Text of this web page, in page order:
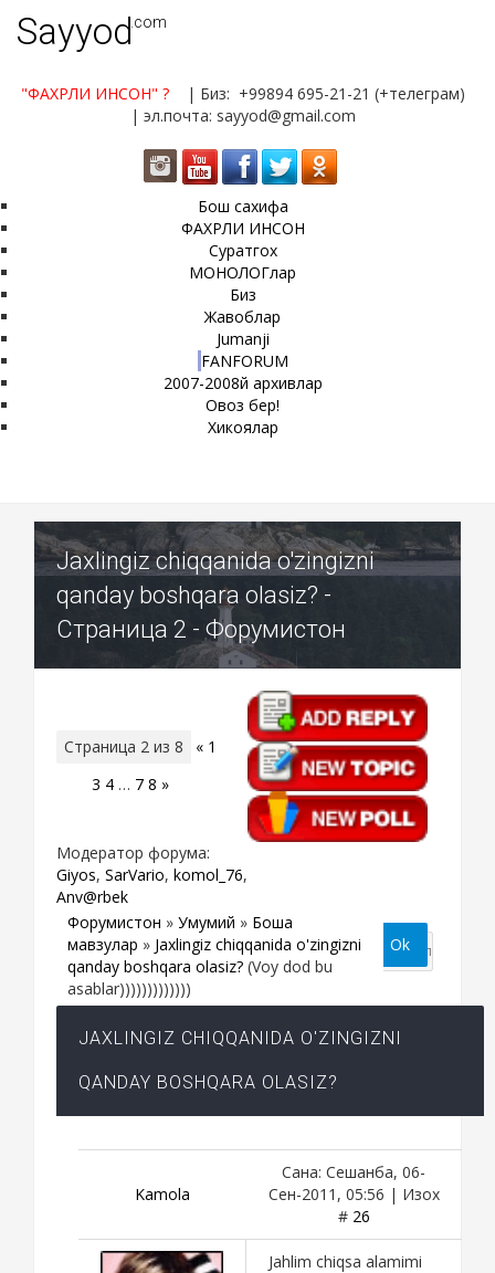
Sayyod.com
"ФАХРЛИ ИНСОН" ?
| Биз: +99894 695-21-21 (+телеграм)
| эл.почта: sayyod@gmail.com
Бош сахифа
ФАХРЛИ ИНСОН
Суратгох
МОНОЛОГлар
Биз
Жавоблар
Jumanji
FANFORUM
2007-2008й архивлар
Овоз бер!
Хикоялар
Jaxlingiz chiqqanida o'zingizni
qanday boshqara olasiz? -
Страница 2 - Форумистон
Страница 2 из 8 « 1
3 4 … 7 8 »
Модератор форума:
Giyos, SarVario, komol_76,
Anv@rbek
Форумистон » Умумий » Бошқа
мавзулар » Jaxlingiz chiqqanida o'zingizni
qanday boshqara olasiz? (Voy dod bu
asablar)))))))))))))
JAXLINGIZ CHIQQANIDA O'ZINGIZNI
QANDAY BOSHQARA OLASIZ?
Kamola
Сана: Сешанба, 06-
Сен-2011, 05:56 | Изох
# 26
Jahlim chiqsa alamimi